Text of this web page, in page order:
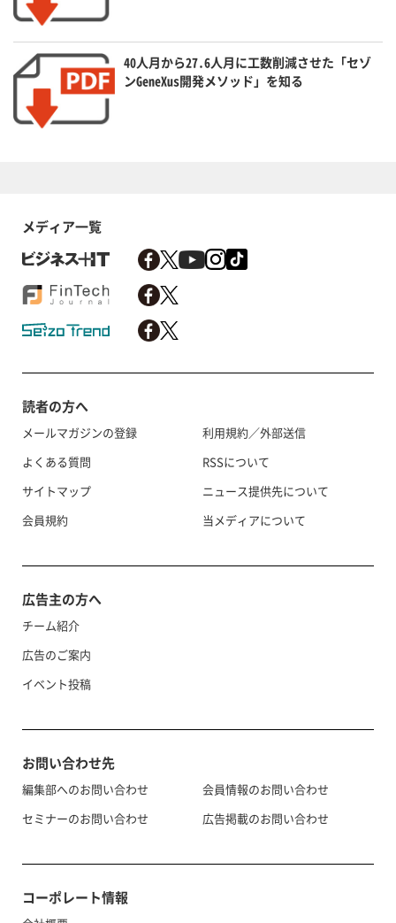
40人月から27.6人月に工数削減させた「セゾ
ンGeneXus開発メソッド」を知る
メディア一覧
読者の方へ
メールマガジンの登録
よくある質問
サイトマップ
会員規約
利用規約／外部送信
RSSについて
ニュース提供先について
当メディアについて
広告主の方へ
チーム紹介
広告のご案内
イベント投稿
お問い合わせ先
編集部へのお問い合わせ
セミナーのお問い合わせ
会員情報のお問い合わせ
広告掲載のお問い合わせ
コーポレート情報